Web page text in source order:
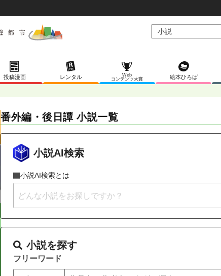
投稿漫画 レンタル
Web
コンテンツ大賞
絵本ひろば
番外編・後日譚 小説一覧
小説AI検索
小説AI検索とは
小説を探す
フリーワード